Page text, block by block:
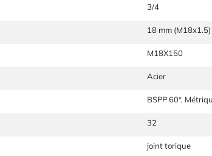
3/4
18 mm (M18x1.5)
M18X150
Acier
BSPP 60°,
32
joint torique